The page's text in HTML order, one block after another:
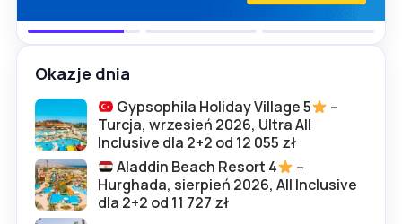
Okazje dnia
Gypsophila Holiday Village 5
–
Turcja, wrzesień 2026, Ultra All
Inclusive dla 2+2 od 12 055 zł
Aladdin Beach Resort 4
–
Hurghada, sierpień 2026, All Inclusive
dla 2+2 od 11 727 zł